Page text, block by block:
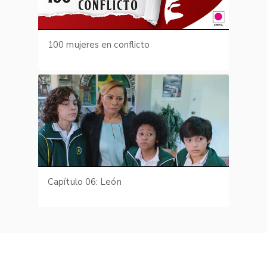
100 mujeres en conflicto
Capítulo 06: León